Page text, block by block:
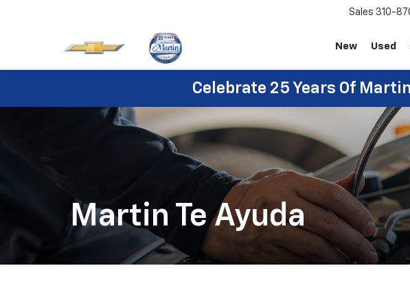
Sales 310-
New Used
Celebrate 25 Years Of
Martin Te Ayuda